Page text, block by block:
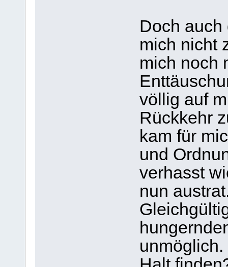
Doch
mich nicht
mich noch
völlig auf
Rückkehr
kam für
und
verhasst
nun